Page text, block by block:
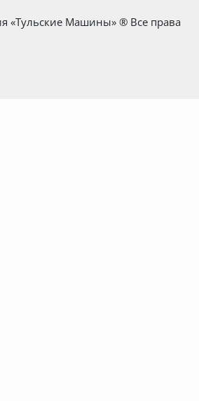
«Тульские Машины» ® Все права